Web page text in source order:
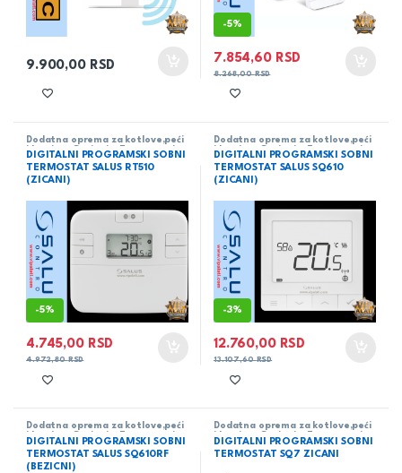
9.900,00 RSD
-5%
7.854,60 RSD
8.268,00RSD
Dodatna oprema za kotlove,peći
i kamine , Grejanje, Termostati
DIGITALNI PROGRAMSKI SOBNI
TERMOSTAT SALUS RT510
(ZICANI)
-5%
4.745,00 RSD
4.972,80RSD
Dodatna oprema za kotlove,peći
i kamine , Grejanje, Termostati
DIGITALNI PROGRAMSKI SOBNI
TERMOSTAT SALUS SQ610
(ZICANI)
-3%
12.760,00 RSD
13.107,60RSD
Dodatna oprema za kotlove,peći
i kamine , Grejanje, Termostati
DIGITALNI PROGRAMSKI SOBNI
TERMOSTAT SALUS SQ610RF
(BEZICNI)
Dodatna oprema za kotlove,peći
i kamine , Grejanje, Termostati
DIGITALNI PROGRAMSKI SOBNI
TERMOSTAT SQ7 ZICANI